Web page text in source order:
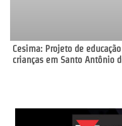
Cesima: Projeto de
crianças em Santo Antônio